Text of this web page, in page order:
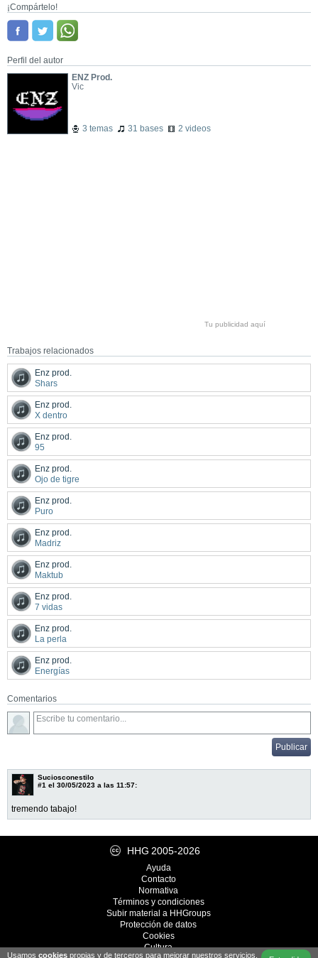
¡Compártelo!
Perfil del autor
ENZ Prod.
Vic
3 temas 31 bases 2 videos
Tu publicidad aquí
Trabajos relacionados
Enz prod.
Shars
Enz prod.
X dentro
Enz prod.
95
Enz prod.
Ojo de tigre
Enz prod.
Puro
Enz prod.
Madriz
Enz prod.
Maktub
Enz prod.
7 vidas
Enz prod.
La perla
Enz prod.
Energías
Comentarios
Suciosconestilo
#1 el 30/05/2023 a las 11:57:
tremendo tabajo!
HHG 2005-2026
Ayuda
Contacto
Normativa
Términos y condiciones
Subir material a HHGroups
Protección de datos
Cookies
Cultura
Usamos cookies propias y de terceros para mejorar nuestros servicios.